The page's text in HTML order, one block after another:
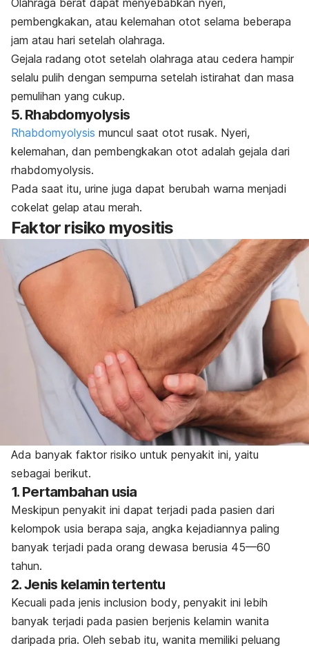
Olahraga berat dapat menyebabkan nyeri,
pembengkakan, atau kelemahan otot selama beberapa
jam atau hari setelah olahraga.
Gejala radang otot setelah olahraga atau cedera hampir
selalu pulih dengan sempurna setelah istirahat dan masa
pemulihan yang cukup.
5. Rhabdomyolysis
Rhabdomyolysis muncul saat otot rusak. Nyeri,
kelemahan, dan pembengkakan otot adalah gejala dari
rhabdomyolysis.
Pada saat itu, urine juga dapat berubah warna menjadi
cokelat gelap atau merah.
Faktor risiko myositis
Ada banyak faktor risiko untuk penyakit ini, yaitu
sebagai berikut.
1. Pertambahan usia
Meskipun penyakit ini dapat terjadi pada pasien dari
kelompok usia berapa saja, angka kejadiannya paling
banyak terjadi pada orang dewasa berusia 45—60
tahun.
2. Jenis kelamin tertentu
Kecuali pada jenis inclusion body, penyakit ini lebih
banyak terjadi pada pasien berjenis kelamin wanita
daripada pria. Oleh sebab itu, wanita memiliki peluang